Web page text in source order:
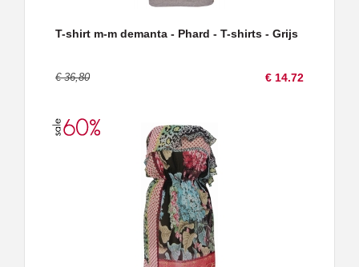
T-shirt m-m demanta - Phard - T-shirts - Grijs
€ 36,80 € 14.72